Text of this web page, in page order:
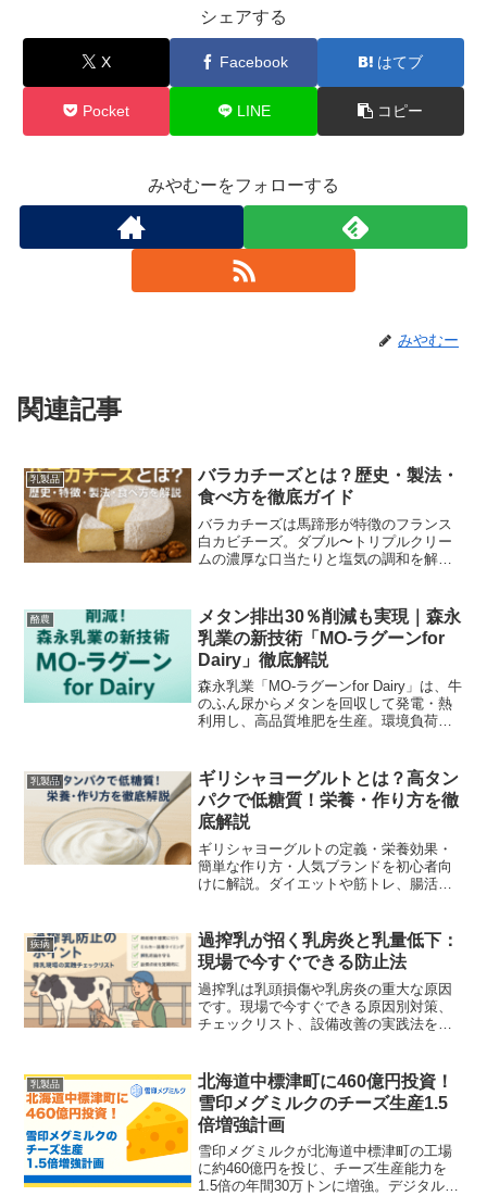
シェアする
X Facebook はてブ
Pocket LINE コピー
みやむーをフォローする
みやむー
関連記事
乳製品
バラカチーズとは？歴史・製法・
食べ方を徹底ガイド
バラカチーズは馬蹄形が特徴のフランス
白カビチーズ。ダブル〜トリプルクリー
ムの濃厚な口当たりと塩気の調和を解
グ、贈答や通販の選び方、家庭向け簡単
レシピまで丁寧に紹介します。
酪農
メタン排出30％削減も実現｜森永
乳業の新技術「MO-ラグーンfor
Dairy」徹底解説
森永乳業「MO-ラグーンfor Dairy」は、牛
のふん尿からメタンを回収して発電・熱
利用し、高品質堆肥を生産。環境負荷軽
乳製品
ギリシャヨーグルトとは？高タン
パクで低糖質！栄養・作り方を徹
底解説
ギリシャヨーグルトの定義・栄養効果・
簡単な作り方・人気ブランドを初心者向
けに解説。ダイエットや筋トレ、腸活に
疾病
過搾乳が招く乳房炎と乳量低下：
現場で今すぐできる防止法
過搾乳は乳頭損傷や乳房炎の重大な原因
です。現場で今すぐできる原因別対策、
チェックリスト、設備改善の実践法を詳
りやすく解説します。現場向けのチェッ
クリスト付き。すぐ実践可能。
乳製品
北海道中標津町に460億円投資！
雪印メグミルクのチーズ生産1.5
倍増強計画
雪印メグミルクが北海道中標津町の工場
に約460億円を投じ、チーズ生産能力を
1.5倍の年間30万トンに増強。デジタル化